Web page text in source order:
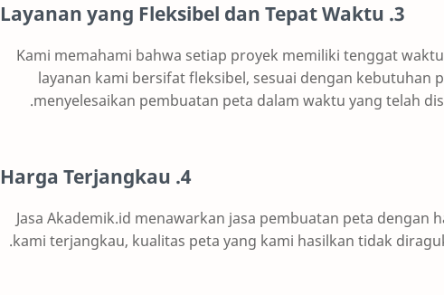
3. Layanan yang Fleksibel dan Tepat Waktu
Kami memahami bahwa setiap proyek memiliki tenggat
layanan kami bersifat fleksibel, sesuai dengan kebutuhan
menyelesaikan pembuatan peta dalam waktu yang telah
4. Harga Terjangkau
Jasa Akademik.id menawarkan jasa pembuatan peta
kami terjangkau, kualitas peta yang kami hasilkan tidak